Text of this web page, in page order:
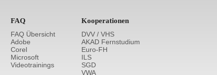
FAQ
FAQ Übersicht
Adobe
Corel
Microsoft
Videotrainings
Kooperationen
DVV / VHS
AKAD Fernstudium
Euro-FH
ILS
SGD
VWA